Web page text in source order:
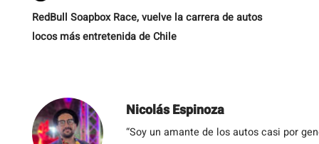
RedBull Soapbox Race, vuelve la carrera de autos
locos más entretenida de Chile
Nicolás Espinoza
“Soy un amante de los autos casi por